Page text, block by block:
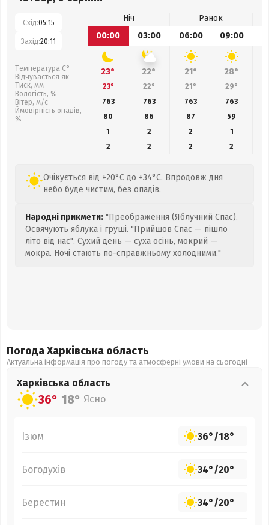
Схід:05:15
Захід:20:11
Температура С°
Відчувається як
Тиск, мм
Вологість, %
Вітер, м/с
Ймовірність опадів,
%
Ніч
Ранок
00:00
03:00 06:00 09:00
23° 22° 21° 28°
23° 22° 21° 29°
763
763 763 763
80
86 87 59
1
2 2
1
2
2 2 2
Очікується від +20°C до +34°C. Впродовж дня
небо буде чистим, без опадів.
Народні прикмети: "Преображення (Яблучний Спас).
Освячують яблука і груші. "Прийшов Спас — пішло
літо від нас". Сухий день — суха осінь, мокрий —
мокра. Ночі стають по-справжньому холодними."
Погода Харківська область
Актуальна інформація про погоду та атмосферні умови на сьогодні
Харківська область
36° 18° Ясно
Ізюм 36°/18°
Богодухів 34°/20°
Берестин 34°/20°